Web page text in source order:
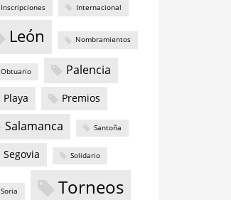
Inscripciones Internacional
León Nombramientos
Obtuario Palencia
Playa Premios
Salamanca Santoña
Segovia Solidario
Soria Torneos